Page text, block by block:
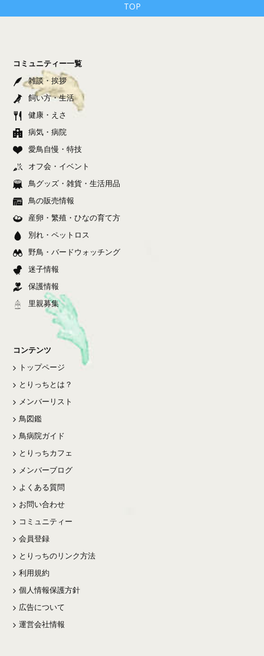
TOP
コミュニティー一覧
雑談・挨拶
飼い方・生活
健康・えさ
病気・病院
愛鳥自慢・特技
オフ会・イベント
鳥グッズ・雑貨・生活用品
鳥の販売情報
産卵・繁殖・ひなの育て方
別れ・ペットロス
野鳥・バードウォッチング
迷子情報
保護情報
里親募集
コンテンツ
トップページ
とりっちとは？
メンバーリスト
鳥図鑑
鳥病院ガイド
とりっちカフェ
メンバーブログ
よくある質問
お問い合わせ
コミュニティー
会員登録
とりっちのリンク方法
利用規約
個人情報保護方針
広告について
運営会社情報